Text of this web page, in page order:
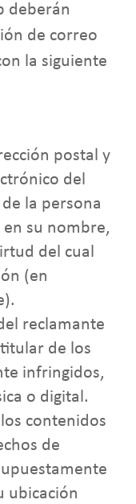
deberán
de correo
la siguiente
postal y
del
la persona
su nombre,
del cual
(en
reclamante
de los
infringidos,
o digital.
contenidos
de
ubicación